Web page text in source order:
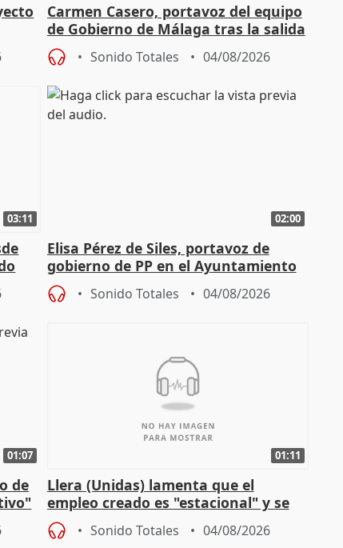
Carmen Casero, portavoz del equipo
de Gobierno de Málaga tras la salida
de Pérez de Siles
Sonido Totales 04/08/2026
03:11 02:00
Elisa Pérez de Siles, portavoz de
gobierno de PP en el Ayuntamiento
de Málaga, deja la política
Sonido Totales 04/08/2026
01:07
de
01:11
Llera (Unidas) lamenta que el
empleo creado es "estacional" y se
"esfumará" al acabar el verano
Sonido Totales 04/08/2026